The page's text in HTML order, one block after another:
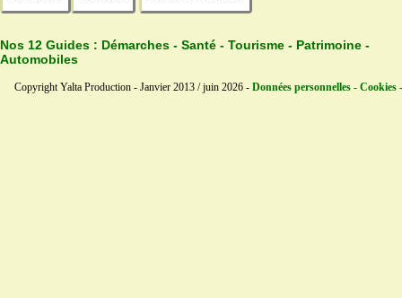
Nos 12 Guides : Démarches - Santé - Tourisme - Patrimoine -
Automobiles
Copyright Yalta Production - Janvier 2013 / juin 2026 - Données personnelles - Cookies